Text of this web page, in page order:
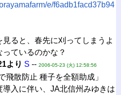
e/f6adb1facd37b94
見ると、春先に刈ってしまうよ
ているのかな？
より S -- 2006-05-23 (火) 12:58:56
飛散防止 種子を全額助成」
入に伴い、JA北信州みゆきは